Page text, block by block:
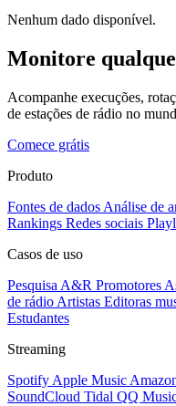
Nenhum dado disponível.
Monitore
Acompanhe execuções,
de estações de rádio no
Comece grátis
Produto
Fontes de dados Análise de
Rankings Redes sociais
Casos de uso
Pesquisa A&R Promotores
de rádio Artistas Editoras
Estudantes
Streaming
Spotify Apple Music
SoundCloud Tidal QQ